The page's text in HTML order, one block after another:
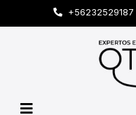
+56232529187